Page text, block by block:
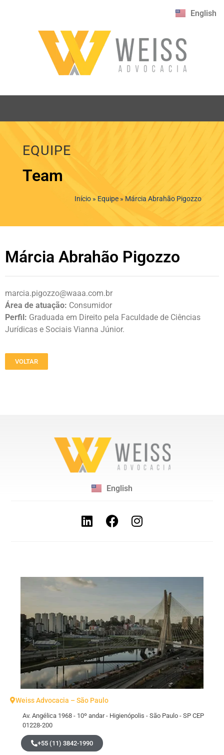
English
EQUIPE
Team
Início » Equipe » Márcia Abrahão Pigozzo
Márcia Abrahão Pigozzo
marcia.pigozzo@waaa.com.br
Área de atuação: Consumidor
Perfil: Graduada em Direito pela Faculdade de Ciências
Jurídicas e Sociais Vianna Júnior.
VOLTAR
English
Weiss Advocacia – São Paulo
Av. Angélica 1968 - 10º andar - Higienópolis - São Paulo - SP CEP
01228-200
+55 (11) 3842-1990